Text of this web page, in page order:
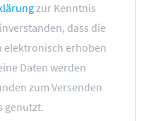
zur Kenntnis
dass die
elektronisch erhoben
Daten werden
zum Versenden
genutzt.